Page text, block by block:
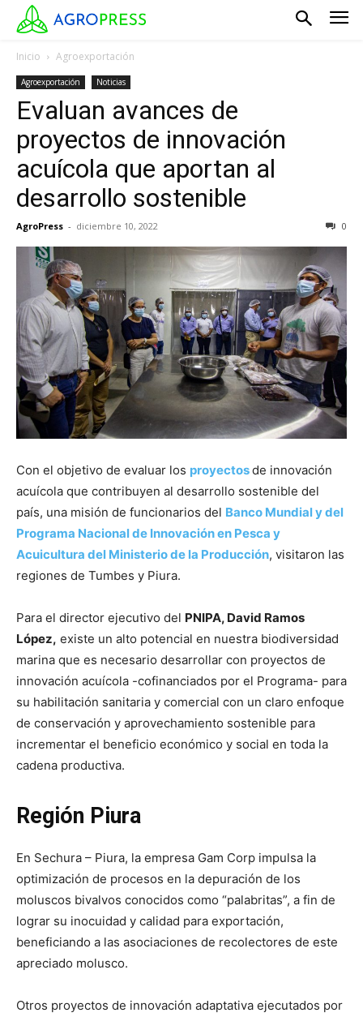
Inicio Agroexportación
Agroexportación Noticias
Evaluan avances de
proyectos de innovación
acuícola que aportan al
desarrollo sostenible
AgroPress - diciembre 10, 2022 0
Con el objetivo de evaluar los proyectosde innovación
acuícola que contribuyen al desarrollo sostenible del
país, una misión de funcionarios del Banco Mundial y del
Programa Nacional de Innovación en Pesca y
Acuicultura del Ministerio de la Producción, visitaron las
regiones de Tumbes y Piura.
Para el director ejecutivo del PNIPA, David Ramos
López, existe un alto potencial en nuestra biodiversidad
marina que es necesario desarrollar con proyectos de
innovación acuícola -cofinanciados por el Programa- para
su habilitación sanitaria y comercial con un claro enfoque
de conservación y aprovechamiento sostenible para
incrementar el beneficio económico y social en toda la
cadena productiva.
Región Piura
En Sechura – Piura, la empresa Gam Corp impulsa la
optimización de procesos en la depuración de los
moluscos bivalvos conocidos como “palabritas”, a fin de
lograr su inocuidad y calidad para exportación,
beneficiando a las asociaciones de recolectores de este
apreciado molusco.
Otros proyectos de innovación adaptativa ejecutados por